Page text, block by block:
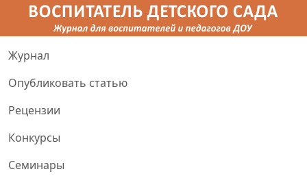
Журнал
Опубликовать статью
Рецензии
Конкурсы
Семинары